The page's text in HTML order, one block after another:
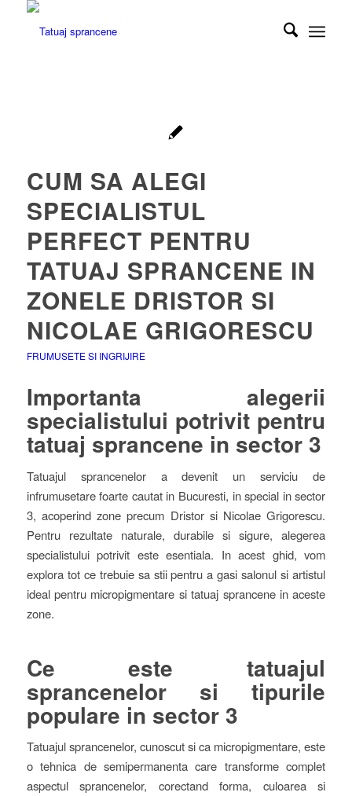
CUM SA ALEGI
SPECIALISTUL
PERFECT PENTRU
TATUAJ SPRANCENE IN
ZONELE DRISTOR SI
NICOLAE GRIGORESCU
FRUMUSETE SI INGRIJIRE
Importanta alegerii
specialistului potrivit pentru
tatuaj sprancene in sector 3
Tatuajul sprancenelor a devenit un serviciu de
infrumusetare foarte cautat in Bucuresti, in special in sector
3, acoperind zone precum Dristor si Nicolae Grigorescu.
Pentru rezultate naturale, durabile si sigure, alegerea
specialistului potrivit este esentiala. In acest ghid, vom
explora tot ce trebuie sa stii pentru a gasi salonul si artistul
ideal pentru micropigmentare si tatuaj sprancene in aceste
zone.
Ce este tatuajul
sprancenelor si tipurile
populare in sector 3
Tatuajul sprancenelor, cunoscut si ca micropigmentare, este
o tehnica de semipermanenta care transforme complet
aspectul sprancenelor, corectand forma, culoarea si